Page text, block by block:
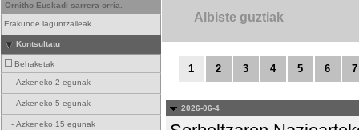
Ornitho Euskadi sarrera orria.
Erakunde laguntzaileak
Kontsultatu
Behaketak
- Azkeneko 2 egunak
- Azkeneko 5 egunak
- Azkeneko 15 egunak
Albiste guztiak
1 2 3 4 5 6 7
2026-06-4